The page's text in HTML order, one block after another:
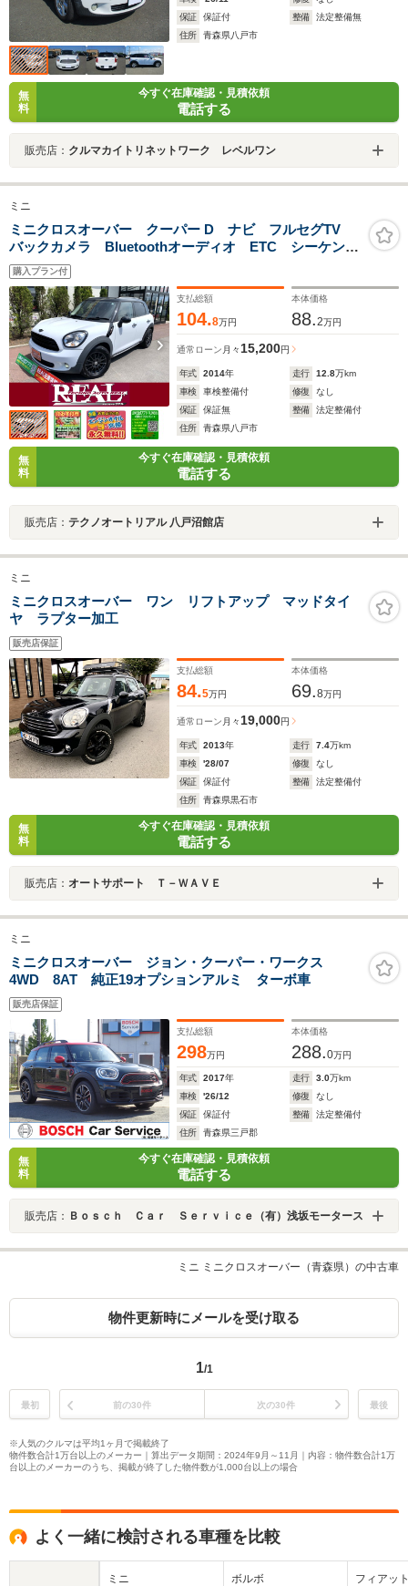
保証
保証付 整備
法定整備無
住所
青森県八戸市
無
料
今すぐ在庫確認・見積依頼
電話する
販売店： クルマカイトリネットワーク レベルワン
ミニ
ミニクロスオーバー クーパー D ナビ フルセグTV
バックカメラ Bluetoothオーディオ ETC シーケンシ
ャルサイドマーカー ドラレコ シートカバー ルーフ
レール レインセンサー デフロスター HIDライト
LEDフォグ
購入プラン付
支払総額
104.8万円
本体価格
88.2万円
通常ローン 月々 15,200円
年式 2014年 走行 12.8万km
車検
車検整備付 修復
なし
保証
保証無 整備
法定整備付
住所
青森県八戸市
無
料
今すぐ在庫確認・見積依頼
電話する
販売店： テクノオートリアル 八戸沼館店
ミニ
ミニクロスオーバー ワン リフトアップ マッドタイ
ヤ ラプター加工
販売店保証
支払総額
84.5万円
本体価格
69.8万円
通常ローン 月々 19,000円
年式 2013年 走行 7.4万km
車検
'28/07 修復
なし
保証
保証付 整備
法定整備付
住所
青森県黒石市
無
料
今すぐ在庫確認・見積依頼
電話する
販売店： オートサポート Ｔ－ＷＡＶＥ
ミニ
ミニクロスオーバー ジョン・クーパー・ワークス
4WD 8AT 純正19オプションアルミ ターボ車
販売店保証
支払総額
298万円
本体価格
288.0万円
年式 2017年 走行 3.0万km
車検
'26/12 修復
なし
保証
保証付 整備
法定整備付
住所
青森県三戸郡
無
料
今すぐ在庫確認・見積依頼
電話する
販売店： Ｂｏｓｃｈ Ｃａｒ Ｓｅｒｖｉｃｅ（有）浅坂モータース
ミニ ミニクロスオーバー（青森県）の中古車
物件更新時にメールを受け取る
1/1
最初 前の30件 次の30件 最後
※人気のクルマは平均1ヶ月で掲載終了
物件数合計1万台以上のメーカー｜算出データ期間：2024年9月～11月｜内容：物件数合計1万
台以上のメーカーのうち、掲載が終了した物件数が1,000台以上の場合
よく一緒に検討される車種を比較
ミニ ボルボ フィアッ